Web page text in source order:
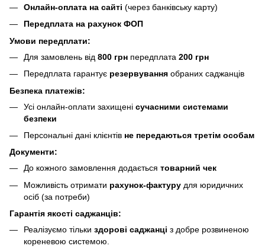
Онлайн-оплата на сайті (через банківську карту)
Передплата на рахунок ФОП
Умови передплати:
Для замовлень від 800 грн передплата 200 грн
Передплата гарантує резервування обраних саджанців
Безпека платежів:
Усі онлайн-оплати захищені сучасними системами
безпеки
Персональні дані клієнтів не передаються третім особам
Документи:
До кожного замовлення додається товарний чек
Можливість отримати рахунок-фактуру для юридичних
осіб (за потреби)
Гарантія якості саджанців:
Реалізуємо тільки здорові саджанці з добре розвиненою
кореневою системою.